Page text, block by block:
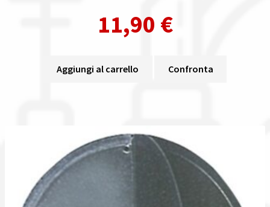
11,90 €
Aggiungi al carrello Confronta